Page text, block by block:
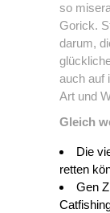
so
Gorick.
darum,
auch auf
Art und
Gleich
Die
retten
Gen